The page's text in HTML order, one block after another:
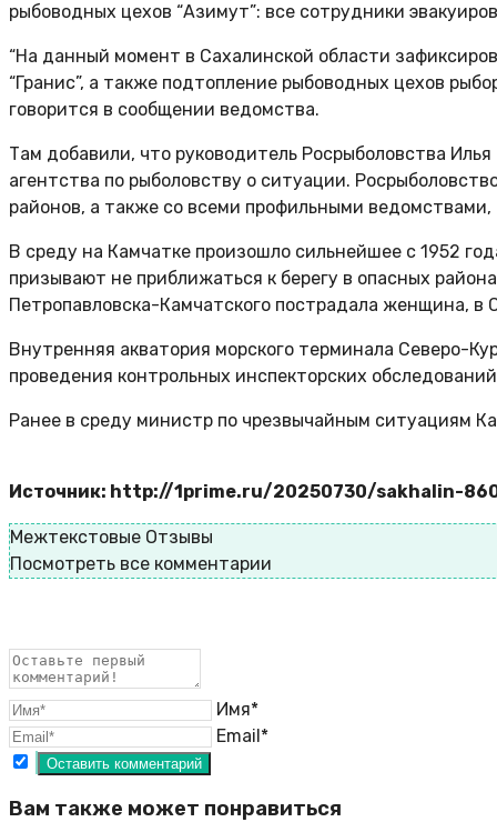
рыбоводных цехов “Азимут”: все сотрудники
“На данный момент в Сахалинской области
“Гранис”, а также подтопление рыбоводных цехов
говорится в сообщении ведомства.
Там добавили, что руководитель Росрыболовства
агентства по рыболовству о ситуации.
районов, а также со всеми профильными
В среду на Камчатке произошло сильнейшее с 1952
призывают не приближаться к берегу в опасных
Петропавловска-Камчатского пострадала женщина,
Внутренняя акватория морского терминала Северо-
проведения контрольных инспекторских
Ранее в среду министр по чрезвычайным ситуациям
Источник: http://1prime.ru/20250730/sakhalin-
Межтекстовые Отзывы
Посмотреть все комментарии
Имя*
Email*
Вам также может понравиться